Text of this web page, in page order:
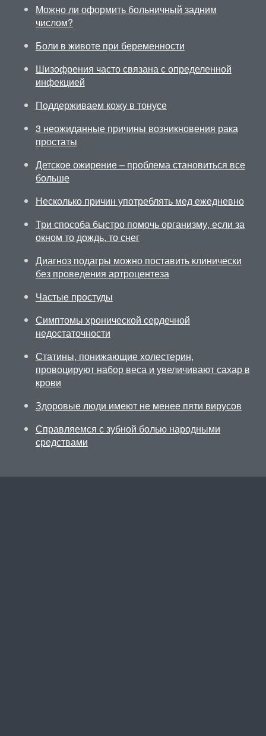
Можно ли оформить больничный задним
числом?
Боли в животе при беременности
Шизофрения часто связана с определенной
инфекцией
Поддерживаем кожу в тонусе
3 неожиданные причины возникновения рака
простаты
Детское ожирение – проблема становиться все
больше
Несколько причин употреблять мед ежедневно
Три способа быстро помочь организму, если за
окном то дождь, то снег
Диагноз подагры можно поставить клинически
без проведения артроцентеза
Частые простуды
Симптомы хронической сердечной
недостаточности
Статины, понижающие холестерин,
провоцируют набор веса и увеличивают сахар в
крови
Здоровые люди имеют не менее пяти вирусов
Справляемся с зубной болью народными
средствами